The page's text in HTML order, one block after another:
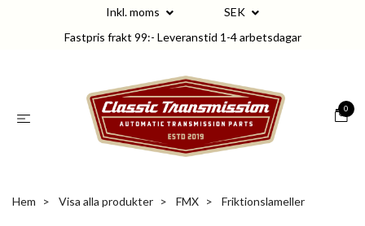
Inkl. moms
SEK
Fastpris frakt 99:- Leveranstid 1-4 arbetsdagar
0
Hem Visa alla produkter FMX Friktionslameller